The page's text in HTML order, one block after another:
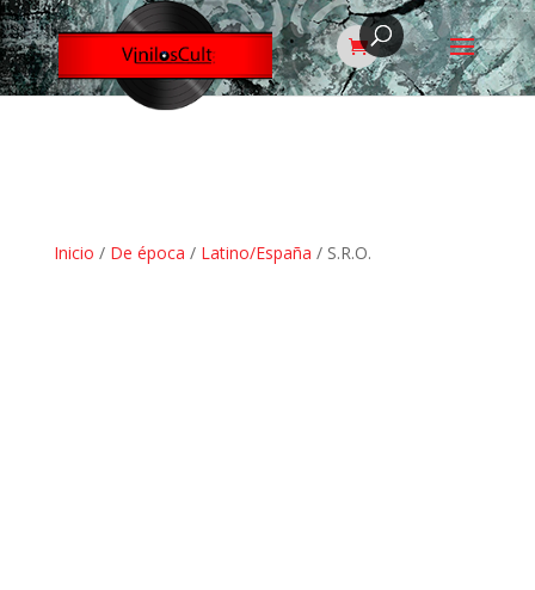
Inicio / De época / Latino/España / S.R.O.